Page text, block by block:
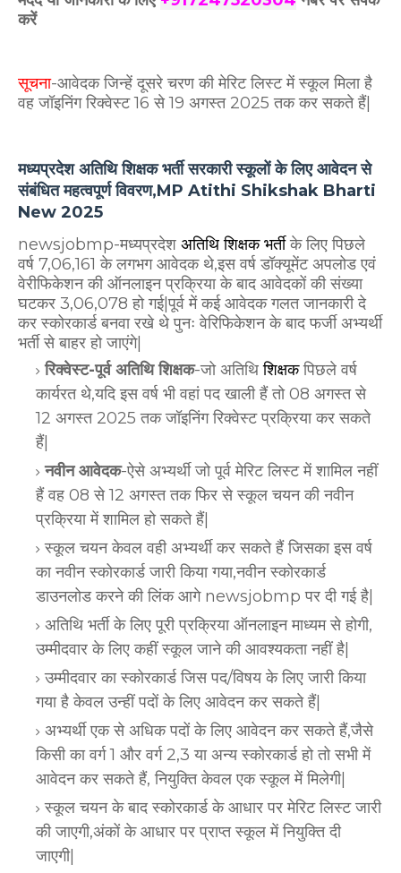
करें
सूचना-आवेदक जिन्हें दूसरे चरण की मेरिट लिस्ट में स्कूल मिला है
वह जॉइनिंग रिक्वेस्ट 16 से 19 अगस्त 2025 तक कर सकते हैं|
मध्यप्रदेश अतिथि शिक्षक भर्ती सरकारी स्कूलों के लिए आवेदन से
संबंधित महत्वपूर्ण विवरण,MP Atithi Shikshak Bharti
New 2025
newsjobmp-मध्यप्रदेश अतिथि शिक्षकभर्तीके लिए पिछले
वर्ष 7,06,161 के लगभग आवेदक थे,इस वर्ष डॉक्यूमेंट अपलोड एवं
वेरीफिकेशन की ऑनलाइन प्रक्रिया के बाद आवेदकों की संख्या
घटकर 3,06,078 हो गई|पूर्व में कई आवेदक गलत जानकारी दे
कर स्कोरकार्ड बनवा रखे थे पुनः वेरिफिकेशन के बाद फर्जी अभ्यर्थी
भर्ती से बाहर हो जाएंगे|
रिक्वेस्ट-पूर्व अतिथि शिक्षक-जो अतिथिशिक्षकपिछले वर्ष
कार्यरत थे,यदि इस वर्ष भी वहां पद खाली हैं तो 08 अगस्त से
12 अगस्त 2025 तक जॉइनिंग रिक्वेस्ट प्रक्रिया कर सकते
हैं|
नवीन आवेदक-ऐसे अभ्यर्थी जो पूर्व मेरिट लिस्ट में शामिल नहीं
हैं वह 08 से 12 अगस्त तक फिर से स्कूल चयन की नवीन
प्रक्रिया में शामिल हो सकते हैं|
स्कूल चयन केवल वही अभ्यर्थी कर सकते हैं जिसका इस वर्ष
का नवीन स्कोरकार्ड जारी किया गया,नवीन स्कोरकार्ड
डाउनलोड करने की लिंक आगे newsjobmp पर दी गई है|
अतिथि भर्ती के लिए पूरी प्रक्रिया ऑनलाइन माध्यम से होगी,
उम्मीदवार के लिए कहीं स्कूल जाने की आवश्यकता नहीं है|
उम्मीदवार का स्कोरकार्ड जिस पद/विषय के लिए जारी किया
गया है केवल उन्हीं पदों के लिए आवेदन कर सकते हैं|
अभ्यर्थी एक से अधिक पदों के लिए आवेदन कर सकते हैं,जैसे
किसी का वर्ग 1 और वर्ग 2,3 या अन्य स्कोरकार्ड हो तो सभी में
आवेदन कर सकते हैं, नियुक्ति केवल एक स्कूल में मिलेगी|
स्कूल चयन के बाद स्कोरकार्ड के आधार पर मेरिट लिस्ट जारी
की जाएगी,अंकों के आधार पर प्राप्त स्कूल में नियुक्ति दी
जाएगी|